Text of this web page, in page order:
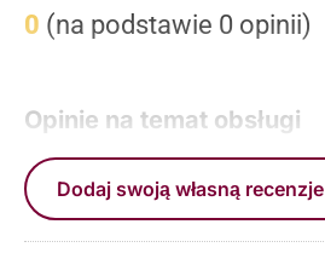
0 (na podstawie 0 opinii)
Opinie na temat obsługi
Dodaj swoją własną recenzje